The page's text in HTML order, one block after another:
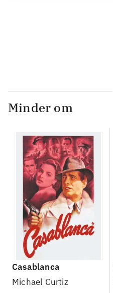
Minder om
Casablanca
Michael Curtiz